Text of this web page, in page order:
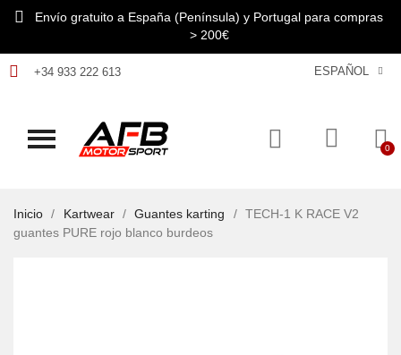
Envío gratuito a España (Península) y Portugal para compras
> 200€
+34 933 222 613 ESPAÑOL
Inicio Kartwear Guantes karting
TECH-1 K RACE V2
guantes PURE rojo blanco burdeos